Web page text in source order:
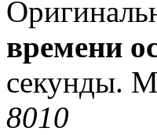
времени
секунды.
8010